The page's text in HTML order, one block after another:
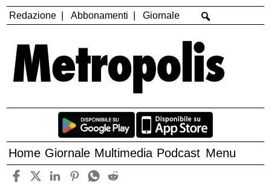
Redazione Abbonamenti Giornale
Home Giornale Multimedia Podcast Menu